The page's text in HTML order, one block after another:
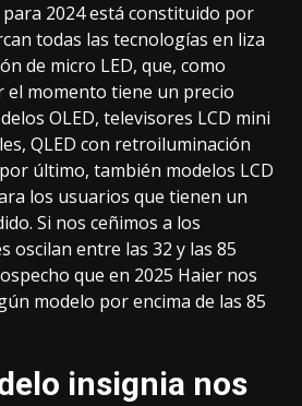
2024 está constituido por
todas las tecnologías en liza
de micro LED, que, como
el momento tiene un precio
OLED, televisores LCD mini
QLED con retroiluminación
último, también modelos LCD
los usuarios que tienen un
Si nos ceñimos a los
oscilan entre las 32 y las 85
que en 2025 Haier nos
modelo por encima de las 85
insignia nos